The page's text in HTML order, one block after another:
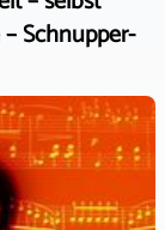
Schnupper-